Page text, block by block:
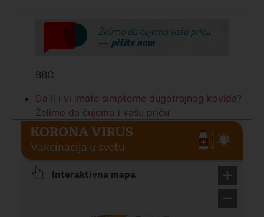
BBC
Da li i vi imate simptome dugotrajnog kovida?
Želimo da čujemo i vašu priču